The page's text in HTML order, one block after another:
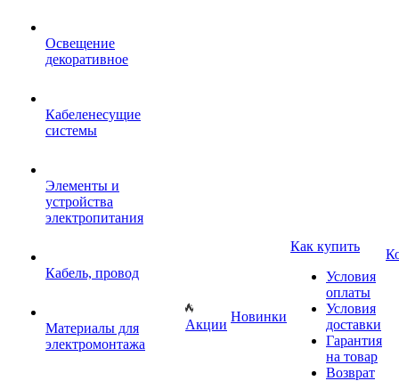
Освещение
декоративное
Кабеленесущие
системы
Элементы и
устройства
электропитания
Кабель, провод
Материалы для
электромонтажа
Акции
Новинки
Как купить
Условия
оплаты
Условия
доставки
Гарантия
на товар
Возврат